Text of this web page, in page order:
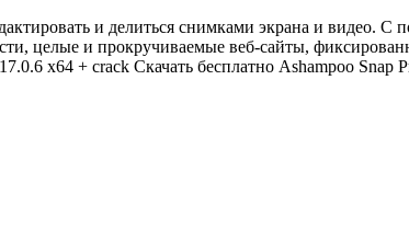
и делиться снимками экрана и видео.
целые и прокручиваемые веб-сайты,
x64 + crack Скачать бесплатно Ashampoo Snap